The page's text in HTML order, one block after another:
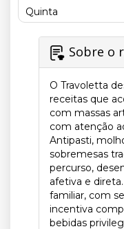
Quinta
Sobre o
O Travoletta
receitas que
com massas
com atenção
Antipasti,
sobremesas
percurso,
afetiva e
familiar, com
incentiva
bebidas